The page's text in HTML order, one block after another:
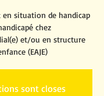
situation de handicap
chez
et/ou en structure
(EAJE)
sont closes